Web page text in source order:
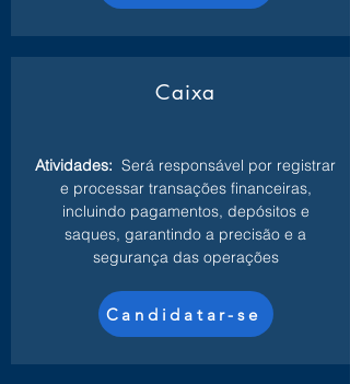
Caixa
Atividades: Será responsável por registrar
e processar transações financeiras,
incluindo pagamentos, depósitos e
saques, garantindo a precisão e a
segurança das operações
Candidatar-se